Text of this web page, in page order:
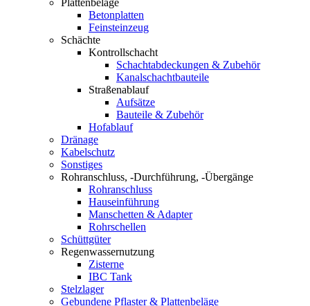
Plattenbeläge
Betonplatten
Feinsteinzeug
Schächte
Kontrollschacht
Schachtabdeckungen & Zubehör
Kanalschachtbauteile
Straßenablauf
Aufsätze
Bauteile & Zubehör
Hofablauf
Dränage
Kabelschutz
Sonstiges
Rohranschluss, -Durchführung, -Übergänge
Rohranschluss
Hauseinführung
Manschetten & Adapter
Rohrschellen
Schüttgüter
Regenwassernutzung
Zisterne
IBC Tank
Stelzlager
Gebundene Pflaster & Plattenbeläge